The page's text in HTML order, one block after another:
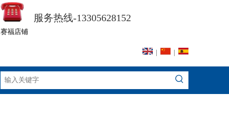
服务热线-13305628152
赛福店铺